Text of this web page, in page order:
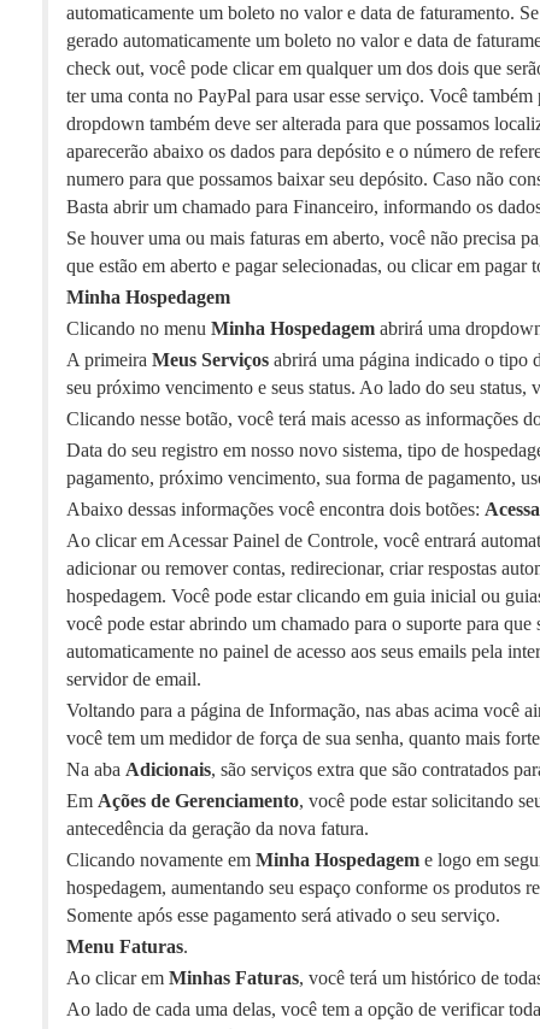
automaticamente um boleto no valor e data de faturamento.
gerado automaticamente um boleto no valor e data de
check out, você pode clicar em qualquer um dos dois que
ter uma conta no PayPal para usar esse serviço. Você
dropdown também deve ser alterada para que possamos
aparecerão abaixo os dados para depósito e o número de
numero para que possamos baixar seu depósito. Caso não
Basta abrir um chamado para Financeiro, informando os
Se houver uma ou mais faturas em aberto, você não precisa
que estão em aberto e pagar selecionadas, ou clicar em pagar
Minha Hospedagem
Clicando no menu Minha Hospedagem abrirá uma
A primeira Meus Serviços abrirá uma página indicado o tipo
seu próximo vencimento e seus status. Ao lado do seu
Clicando nesse botão, você terá mais acesso as informações
Data do seu registro em nosso novo sistema, tipo de
pagamento, próximo vencimento, sua forma de pagamento,
Abaixo dessas informações você encontra dois botões:
Ao clicar em Acessar Painel de Controle, você entrará
adicionar ou remover contas, redirecionar, criar respostas
hospedagem. Você pode estar clicando em guia inicial ou
você pode estar abrindo um chamado para o suporte para
automaticamente no painel de acesso aos seus emails pela
servidor de email.
Voltando para a página de Informação, nas abas acima você
você tem um medidor de força de sua senha, quanto mais
Na aba Adicionais, são serviços extra que são contratados
Em Ações de Gerenciamento, você pode estar solicitando
antecedência da geração da nova fatura.
Clicando novamente em Minha Hospedagem e logo em
hospedagem, aumentando seu espaço conforme os produtos
Somente após esse pagamento será ativado o seu serviço.
Menu Faturas.
Ao clicar em Minhas Faturas, você terá um histórico de
Ao lado de cada uma delas, você tem a opção de verificar